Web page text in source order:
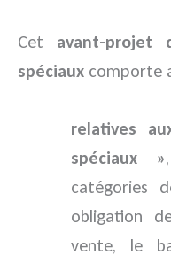
Cet avant-projet
spéciaux comporte
relatives
spéciaux »
catégories
obligation
vente, le